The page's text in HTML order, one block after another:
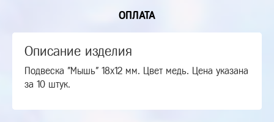
ОПЛАТА
Описание изделия
Подвеска "Мышь" 18х12 мм. Цвет медь. Цена указана
за 10 штук.